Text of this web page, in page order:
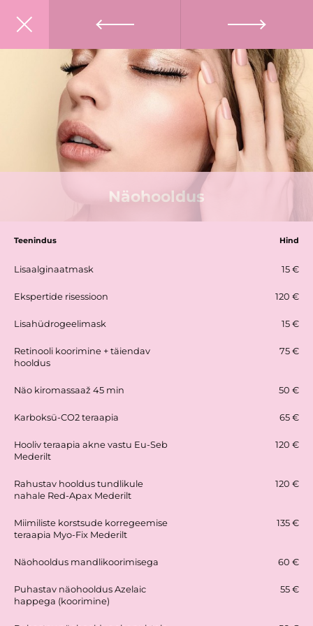
G×Baril on äpp ka olemas, kas teadsid?
Leia meid App Store'ist, laadi alla ja broneeri aega!
BRONEERI AEG
Näohooldus
Teenindus Hind
Lisaalginaatmask 15 €
Ekspertide risessioon 120 €
Lisahüdrogeelimask 15 €
Retinooli koorimine + täiendav
hooldus
75 €
Näo kiromassaaž 45 min 50 €
Karboksü-CO2 teraapia 65 €
Hooliv teraapia akne vastu Eu-Seb
Mederilt
120 €
Rahustav hooldus tundlikule
nahale Red-Apax Mederilt
120 €
Miimiliste korstsude korregeemise
teraapia Myo-Fix Mederilt
135 €
Näohooldus mandlikoorimisega 60 €
Puhastav näohooldus Azelaic
happega (koorimine)
55 €